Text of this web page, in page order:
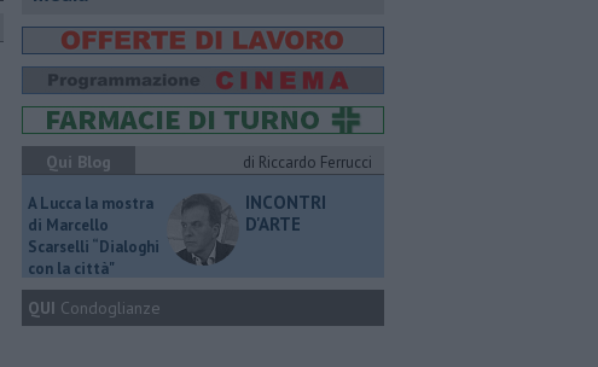
Qui Blog
di Riccardo Ferrucci
A Lucca la mostra
di Marcello
Scarselli “Dialoghi
con la città"
INCONTRI
D'ARTE
QUI Condoglianze